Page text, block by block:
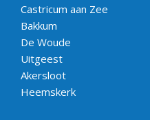
Castricum aan Zee
Bakkum
De Woude
Uitgeest
Akersloot
Heemskerk